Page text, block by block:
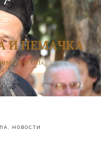
И НЕМАЧКА
ЕПАРХИЈА
НОВОСТИ